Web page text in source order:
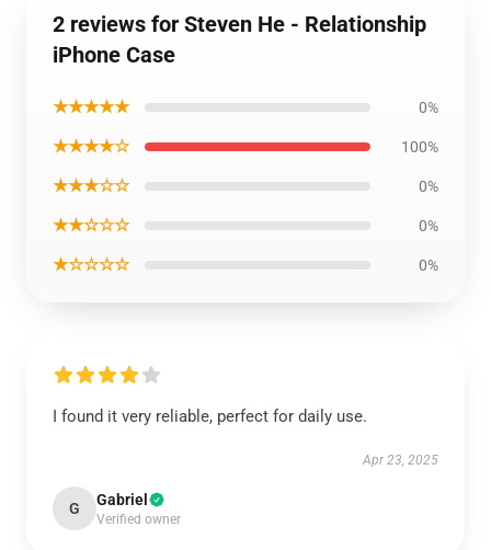
2 reviews for Steven He - Relationship
iPhone Case
★★★★★ 0%
★★★★☆ 100%
★★★☆☆ 0%
★★☆☆☆ 0%
★☆☆☆☆ 0%
I found it very reliable, perfect for daily use.
Apr 23, 2025
G Gabriel
Verified owner